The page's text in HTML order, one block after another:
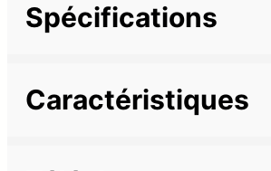
Spécifications
Caractéristiques